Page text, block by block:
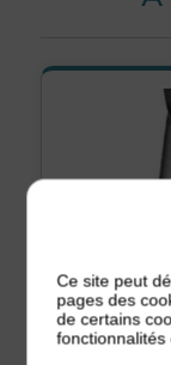
Ce site peut
pages des
de certains
fonctionnalités